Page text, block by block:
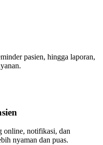
pasien, hingga laporan,
online, notifikasi, dan
nyaman dan puas.